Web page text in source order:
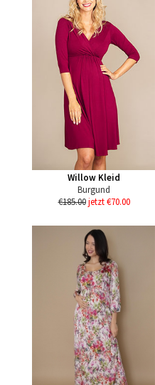
Willow Kleid
Burgund
€185.00 jetzt €70.00